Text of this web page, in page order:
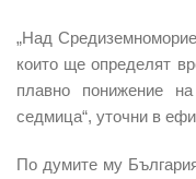
„Над
които ще определят
плавно понижение
седмица“, уточни в
По думите му